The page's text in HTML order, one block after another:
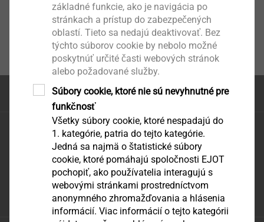
na začátek stránky
EJOT SLOVAKIA, s.r.o.
Južná trieda 82 (areál VSS)
040 17 KOŠICE, Slovakia
e-mail: infoSK@ejot.com
Facebook
základné funkcie, ako je navigácia po
stránkach a prístup do zabezpečených
oblastí. Tieto sa nedajú deaktivovať. Bez
týchto súborov cookie by nebolo možné
poskytnúť určité časti webových stránok
alebo požadované služby.
Súbory cookie, ktoré nie sú nevyhnutné pre
funkčnosť
Všetky súbory cookie, ktoré nespadajú do
1. kategórie, patria do tejto kategórie.
Jedná sa najmä o štatistické súbory
cookie, ktoré pomáhajú spoločnosti EJOT
pochopiť, ako používatelia interagujú s
webovými stránkami prostredníctvom
anonymného zhromažďovania a hlásenia
informácií. Viac informácií o tejto kategórii